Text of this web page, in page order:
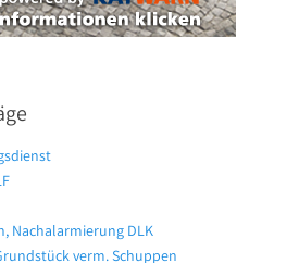
Nachalarmierung DLK
verm. Schuppen